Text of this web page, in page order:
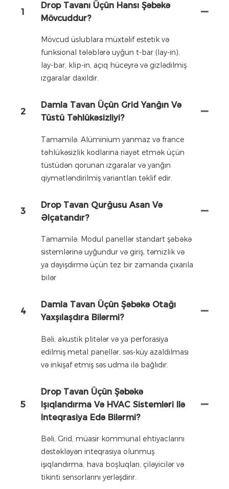
1
Drop Tavanı Üçün Hansı Şəbəkə
Mövcuddur?
Mövcud üslublara müxtəlif estetik və
funksional tələblərə uyğun t-bar (lay-in),
lay-bar, klip-in, açıq hüceyrə və gizlədilmiş
ızgaralar daxildir.
2
Damla Tavan Üçün Grid Yanğın Və
Tüstü Təhlükəsizliyi?
Tamamilə. Alüminium yanmaz və france
təhlükəsizlik kodlarına riayət etmək üçün
tüstüdən qorunan ızgaralar və yanğın
qiymətləndirilmiş variantları təklif edir.
3
Drop Tavan Qurğusu Asan Və
Əlçatandır?
Tamamilə. Modul panellər standart şəbəkə
sistemlərinə uyğundur və giriş, təmizlik və
ya dəyişdirmə üçün tez bir zamanda çıxarıla
bilər
4
Damla Tavan Üçün Şəbəkə Otağı
Yaxşılaşdıra Bilərmi?
Bəli, akustik plitələr və ya perforasiya
edilmiş metal panellər, səs-küy azaldılması
və inkişaf etmiş səs udma ilə bağlıdır.
5
Drop Tavan Üçün Şəbəkə
Işıqlandırma Və HVAC Sistemləri Ilə
Inteqrasiya Edə Bilərmi?
Bəli, Grid, müasir kommunal ehtiyaclarını
dəstəkləyən inteqrasiya olunmuş
işıqlandırma, hava boşluqları, çiləyicilər və
tikinti sensorlarını yerləşdirir.